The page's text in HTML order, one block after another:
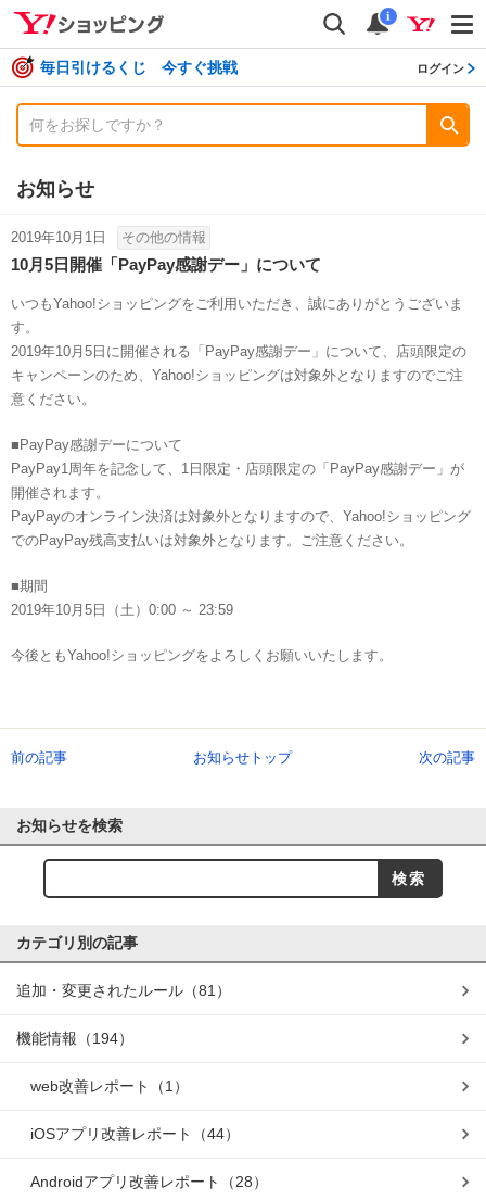
検索
通知
i
毎日引けるくじ 今すぐ挑戦 ログイン
お知らせ
2019年10月1日 その他の情報
10月5日開催「PayPay感謝デー」について
いつもYahoo!ショッピングをご利用いただき、誠にありがとうございま
す。
2019年10月5日に開催される「PayPay感謝デー」について、店頭限定の
キャンペーンのため、Yahoo!ショッピングは対象外となりますのでご注
意ください。
■PayPay感謝デーについて
PayPay1周年を記念して、1日限定・店頭限定の「PayPay感謝デー」が
開催されます。
PayPayのオンライン決済は対象外となりますので、Yahoo!ショッピング
でのPayPay残高支払いは対象外となります。ご注意ください。
■期間
2019年10月5日（土）0:00 ～ 23:59
今後ともYahoo!ショッピングをよろしくお願いいたします。
前の記事 お知らせトップ 次の記事
お知らせを検索
カテゴリ別の記事
追加・変更されたルール （81）
機能情報 （194）
web改善レポート （1）
iOSアプリ改善レポート （44）
Androidアプリ改善レポート （28）